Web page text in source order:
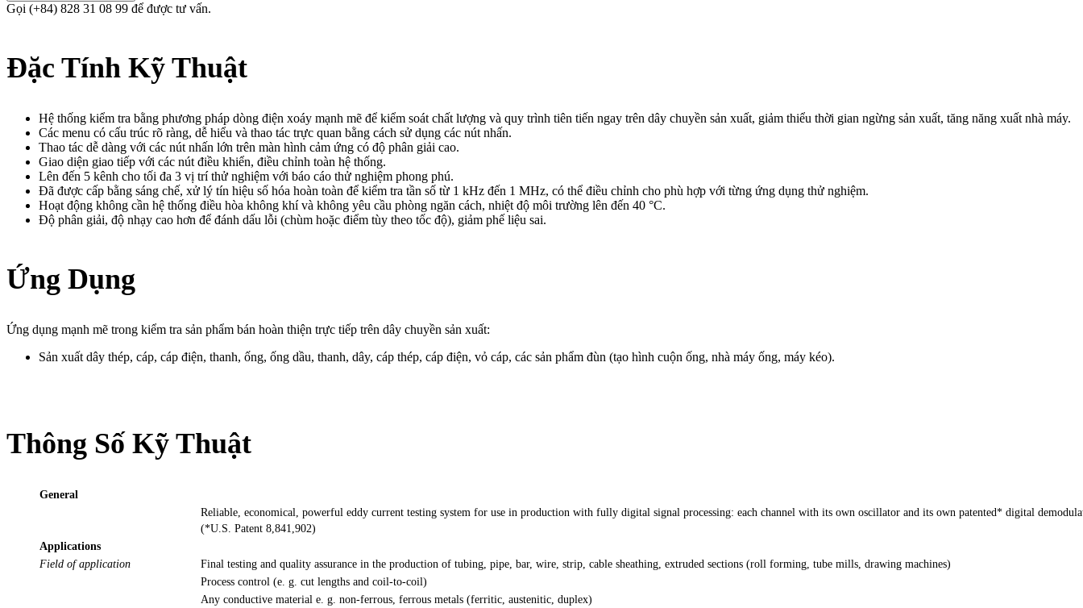
Gọi (+84) 828 31 08 99 để được tư vấn.
Đặc Tính Kỹ Thuật
Hệ thống kiểm tra bằng phương pháp dòng điện xoáy mạnh mẽ để kiểm soát chất lượng và quy trình tiên tiến ngay trên dây chuyền sản xuất, giảm thiểu thời gian ngừng sản xuất, tăng năng xuất nhà máy.
Các menu có cấu trúc rõ ràng, dễ hiểu và thao tác trực quan bằng cách sử dụng các nút nhấn.
Thao tác dễ dàng với các nút nhấn lớn trên màn hình cảm ứng có độ phân giải cao.
Giao diện giao tiếp với các nút điều khiển, điều chỉnh toàn hệ thống.
Lên đến 5 kênh cho tối đa 3 vị trí thử nghiệm với báo cáo thử nghiệm phong phú.
Đã được cấp bằng sáng chế, xử lý tín hiệu số hóa hoàn toàn để kiểm tra tần số từ 1 kHz đến 1 MHz, có thể điều chỉnh cho phù hợp với từng ứng dụng thử nghiệm.
Hoạt động không cần hệ thống điều hòa không khí và không yêu cầu phòng ngăn cách, nhiệt độ môi trường lên đến 40 °C.
Độ phân giải, độ nhạy cao hơn để đánh dấu lỗi (chùm hoặc điểm tùy theo tốc độ), giảm phế liệu sai.
Ứng Dụng
Ứng dụng mạnh mẽ trong kiểm tra sản phẩm bán hoàn thiện trực tiếp trên dây chuyền sản xuất:
Sản xuất dây thép, cáp, cáp điện, thanh, ống, ống dầu, thanh, dây, cáp thép, cáp điện, vỏ cáp, các sản phẩm đùn (tạo hình cuộn ống, nhà máy ống, máy kéo).
Thông Số Kỹ Thuật
General
Reliable, economical, powerful eddy current testing system for use in production with fully digital signal processing: each channel with its own oscillator and its own patented* digital
(*U.S. Patent 8,841,902)
Applications
Field of application
Final testing and quality assurance in the production of tubing, pipe, bar, wire, strip, cable sheathing, extruded sections (roll forming, tube mills, drawing machines)
Process control (e. g. cut lengths and coil-to-coil)
Any conductive material e. g. non-ferrous, ferrous metals (ferritic, austenitic, duplex)